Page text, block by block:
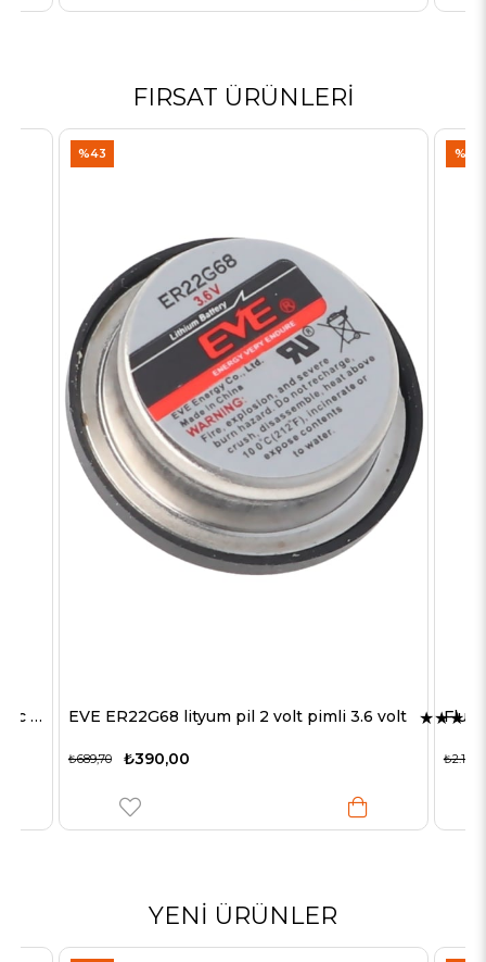
FIRSAT ÜRÜNLERI
Tıraş Makinesi İçin Pil HHR-120 Panasonic pil, traş makineleri 1.2 volt 1200mAh lehim tırnağı U şeklinde EVE ER22G68 lityum pil 2 volt pimli 3.6 volt ★★★★
₺390,00
₺689,70
%43 %10
YENI ÜRÜNLER